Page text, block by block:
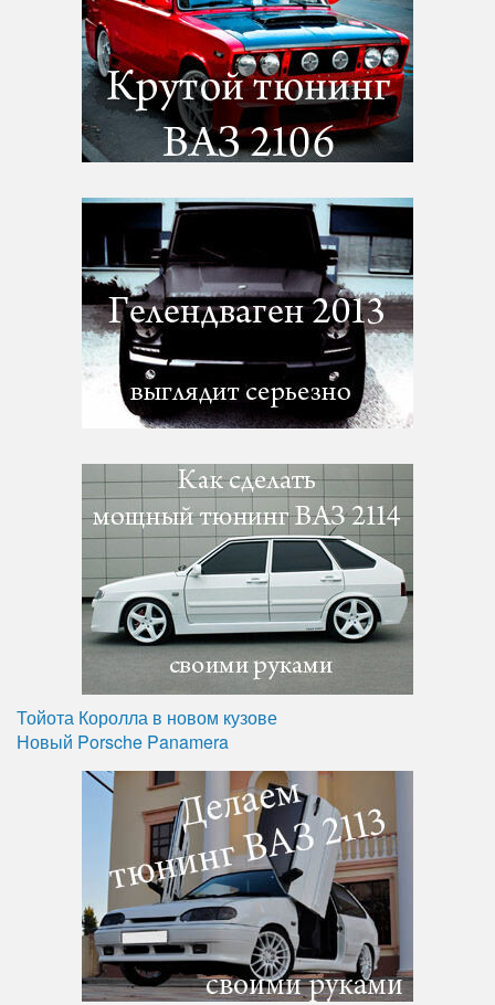
Тойота Королла в новом кузове
Новый Porsche Panamera